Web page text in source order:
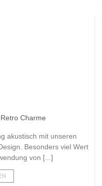
Charme
akustisch mit unseren
Besonders viel Wert
von [...]